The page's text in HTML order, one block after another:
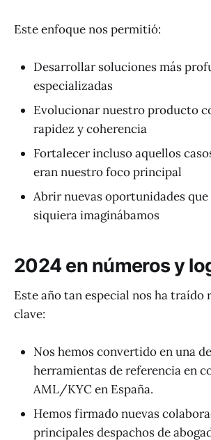
Este enfoque nos permitió:
Desarrollar soluciones más
especializadas
Evolucionar nuestro producto
rapidez y coherencia
Fortalecer incluso aquellos
eran nuestro foco principal
Abrir nuevas oportunidades
siquiera imaginábamos
2024 en números y
Este año tan especial nos ha traído
clave:
Nos hemos convertido en una
herramientas de referencia en
AML/KYC en España.
Hemos firmado nuevas
principales despachos de